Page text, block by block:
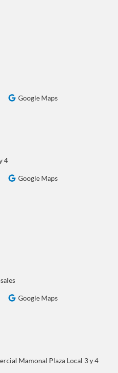
Google Maps
4
Google Maps
Google Maps
Mamonal Plaza Local 3 y 4